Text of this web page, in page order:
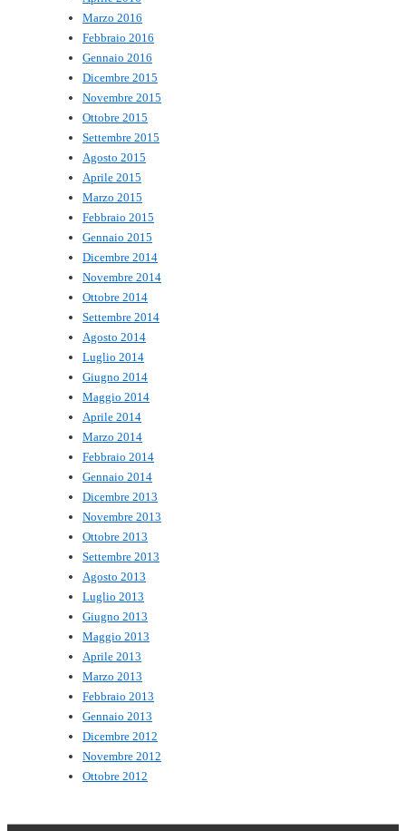
Marzo 2016
Febbraio 2016
Gennaio 2016
Dicembre 2015
Novembre 2015
Ottobre 2015
Settembre 2015
Agosto 2015
Aprile 2015
Marzo 2015
Febbraio 2015
Gennaio 2015
Dicembre 2014
Novembre 2014
Ottobre 2014
Settembre 2014
Agosto 2014
Luglio 2014
Giugno 2014
Maggio 2014
Aprile 2014
Marzo 2014
Febbraio 2014
Gennaio 2014
Dicembre 2013
Novembre 2013
Ottobre 2013
Settembre 2013
Agosto 2013
Luglio 2013
Giugno 2013
Maggio 2013
Aprile 2013
Marzo 2013
Febbraio 2013
Gennaio 2013
Dicembre 2012
Novembre 2012
Ottobre 2012